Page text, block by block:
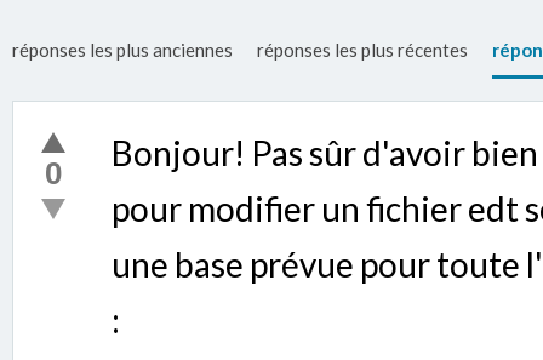
réponses les plus anciennes réponses les plus récentes
0
Bonjour! Pas sûr d'avoir
pour modifier un fichier edt
une base prévue pour toute
: